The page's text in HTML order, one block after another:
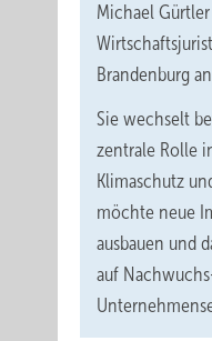
Michael
Brandenburg
Sie wechselt
zentrale Rolle
Klimaschutz
möchte neue
ausbauen und
auf